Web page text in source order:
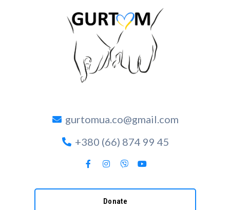
gurtomua.co@gmail.com
+380 (66) 874 99 45
Donate